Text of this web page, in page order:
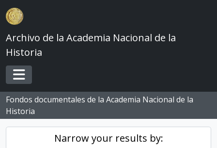
Skip to main content
Archivo de la Academia Nacional de la
Historia
Toggle navigation
Fondos documentales de la Academia Nacional de la
Historia
Narrow your results by: